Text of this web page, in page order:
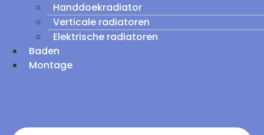
Handdoekradiator
Verticale radiatoren
Elektrische radiatoren
Baden
Montage